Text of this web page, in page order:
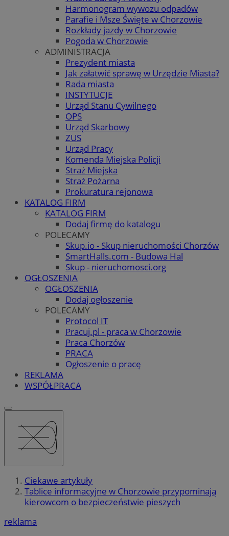
Harmonogram wywozu odpadów
Parafie i Msze Święte w Chorzowie
Rozkłady jazdy w Chorzowie
Pogoda w Chorzowie
ADMINISTRACJA
Prezydent miasta
Jak załatwić sprawę w Urzędzie Miasta?
Rada miasta
INSTYTUCJE
Urząd Stanu Cywilnego
OPS
Urząd Skarbowy
ZUS
Urząd Pracy
Komenda Miejska Policji
Straż Miejska
Straż Pożarna
Prokuratura rejonowa
KATALOG FIRM
KATALOG FIRM
Dodaj firmę do katalogu
POLECAMY
Skup.io - Skup nieruchomości Chorzów
SmartHalls.com - Budowa Hal
Skup - nieruchomosci.org
OGŁOSZENIA
OGŁOSZENIA
Dodaj ogłoszenie
POLECAMY
Protocol IT
Pracuj.pl - praca w Chorzowie
Praca Chorzów
PRACA
Ogłoszenie o pracę
REKLAMA
WSPÓŁPRACA
Ciekawe artykuły
Tablice informacyjne w Chorzowie przypominają
kierowcom o bezpieczeństwie pieszych
reklama